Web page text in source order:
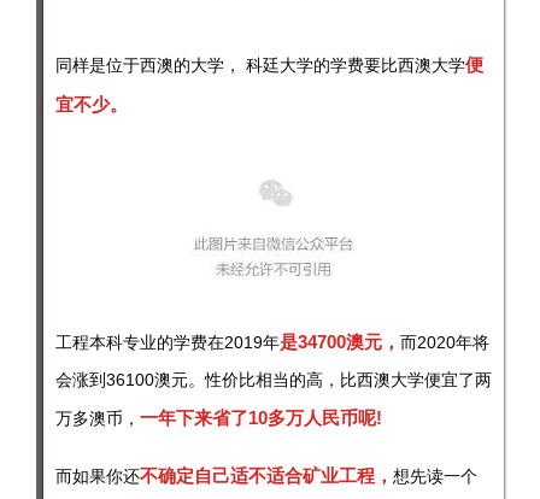
同样是位于西澳的大学， 科廷大学的学费要比西澳大学便
宜不少。
工程本科专业的学费在2019年是34700澳元， 而2020年将
会涨到36100澳元。性价比相当的高，比西澳大学便宜了两
万多澳币， 一年下来省了10多万人民币呢!
而如果你还不确定自己适不适合矿业工程， 想先读一个